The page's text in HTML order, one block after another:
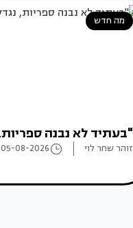
מה חדש
"בעתיד לא נבנה
זוהר שחר לוי 05-08-2026